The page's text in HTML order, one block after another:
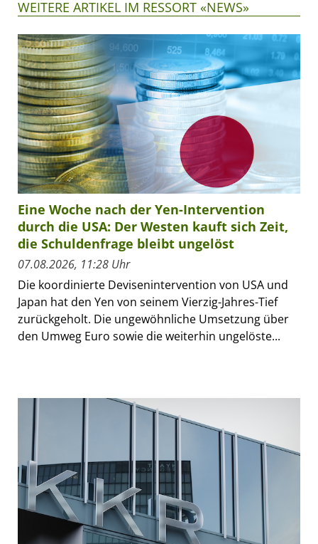
WEITERE ARTIKEL IM RESSORT «NEWS»
Eine Woche nach der Yen-Intervention
durch die USA: Der Westen kauft sich Zeit,
die Schuldenfrage bleibt ungelöst
07.08.2026, 11:28 Uhr
Die koordinierte Devisenintervention von USA und
Japan hat den Yen von seinem Vierzig-Jahres-Tief
zurückgeholt. Die ungewöhnliche Umsetzung über
den Umweg Euro sowie die weiterhin ungelöste...